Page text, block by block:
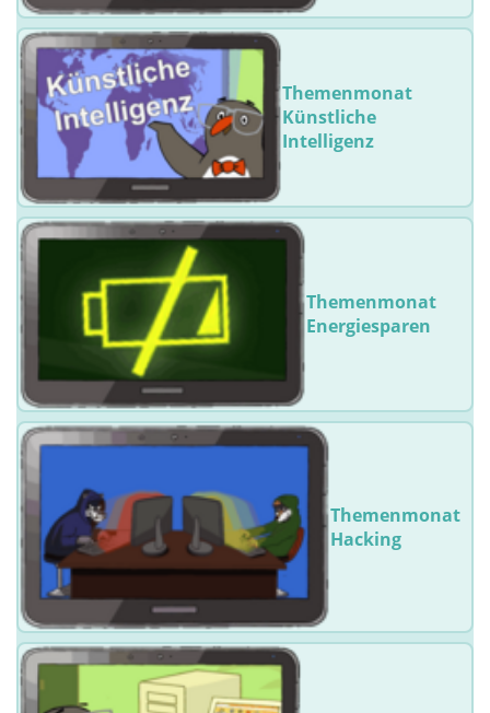
Themenmonat
Künstliche
Intelligenz
Themenmonat
Energiesparen
Themenmonat
Hacking